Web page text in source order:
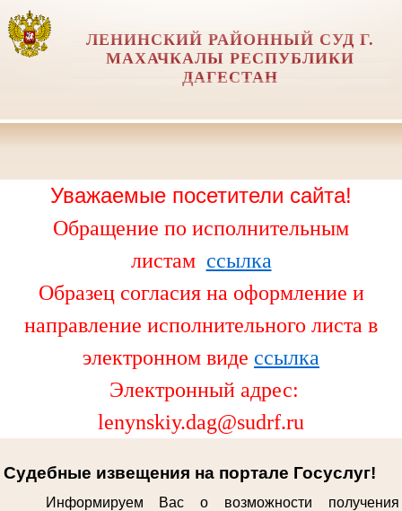
ЛЕНИНСКИЙ РАЙОННЫЙ СУД Г.
МАХАЧКАЛЫ РЕСПУБЛИКИ
ДАГЕСТАН
Уважаемые посетители сайта!
Обращение по исполнительным
листам ссылка
Образец согласия на оформление и
направление исполнительного листа в
электронном виде ссылка
Электронный адрес:
lenynskiy.dag@sudrf.ru
Судебные извещения на портале Госуслуг!
Информируем Вас о возможности получения